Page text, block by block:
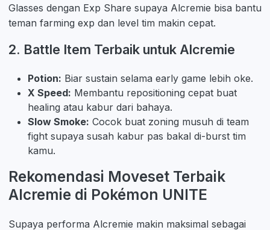
Glasses dengan Exp Share supaya Alcremie bisa bantu
teman farming exp dan level tim makin cepat.
2. Battle Item Terbaik untuk Alcremie
Potion: Biar sustain selama early game lebih oke.
X Speed: Membantu repositioning cepat buat
healing atau kabur dari bahaya.
Slow Smoke: Cocok buat zoning musuh di team
fight supaya susah kabur pas bakal di-burst tim
kamu.
Rekomendasi Moveset Terbaik
Alcremie di Pokémon UNITE
Supaya performa Alcremie makin maksimal sebagai